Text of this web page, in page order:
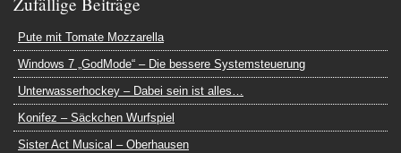
Pute mit Tomate Mozzarella
Windows 7 „GodMode“ – Die bessere Systemsteuerung
Unterwasserhockey – Dabei sein ist alles…
Konifez – Säckchen Wurfspiel
Sister Act Musical – Oberhausen